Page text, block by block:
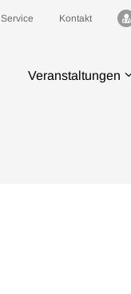
Service Kontakt
Veranstaltungen